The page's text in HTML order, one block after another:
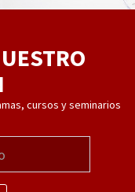
cursos y seminarios